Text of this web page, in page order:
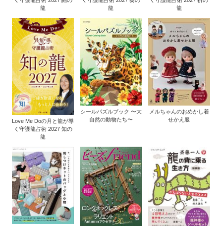
龍
龍
龍
Love Me Doの月と龍が導
く守護龍占術 2027 知の
龍
シールパズルブック 〜大
自然の動物たち〜
メルちゃんのおめかし着
せかえ服